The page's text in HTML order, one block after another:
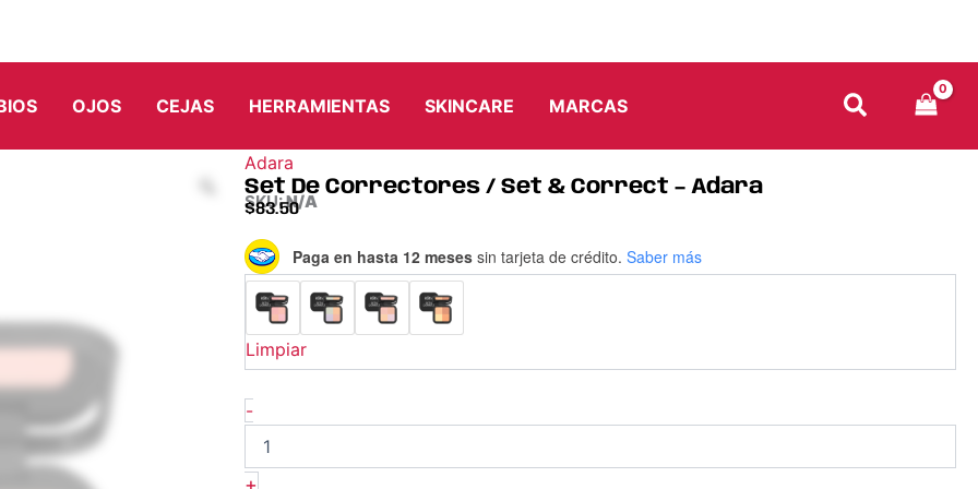
OJOS CEJAS HERRAMIENTAS SKINCARE MARCAS
Adara
Set De Correctores / Set & Correct – Adara
SKU:N/A
$83.50
Paga en hasta 12 meses sin tarjeta de crédito. Saber más
Limpiar
-
Set
De
Correctores
/
Set
&
–
Adara
cantidad
+